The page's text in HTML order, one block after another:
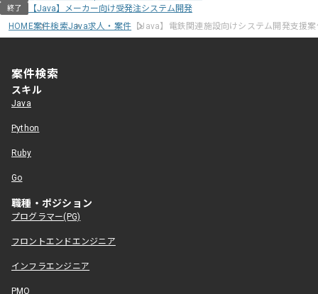
終了
【Java】メーカー向け受発注システム開発
HOME案件検索Java求人・案件 【Java】電鉄関連施設向けシステム開発支援案
案件検索
スキル
Java
Python
Ruby
Go
職種・ポジション
プログラマー(PG)
フロントエンドエンジニア
インフラエンジニア
PMO